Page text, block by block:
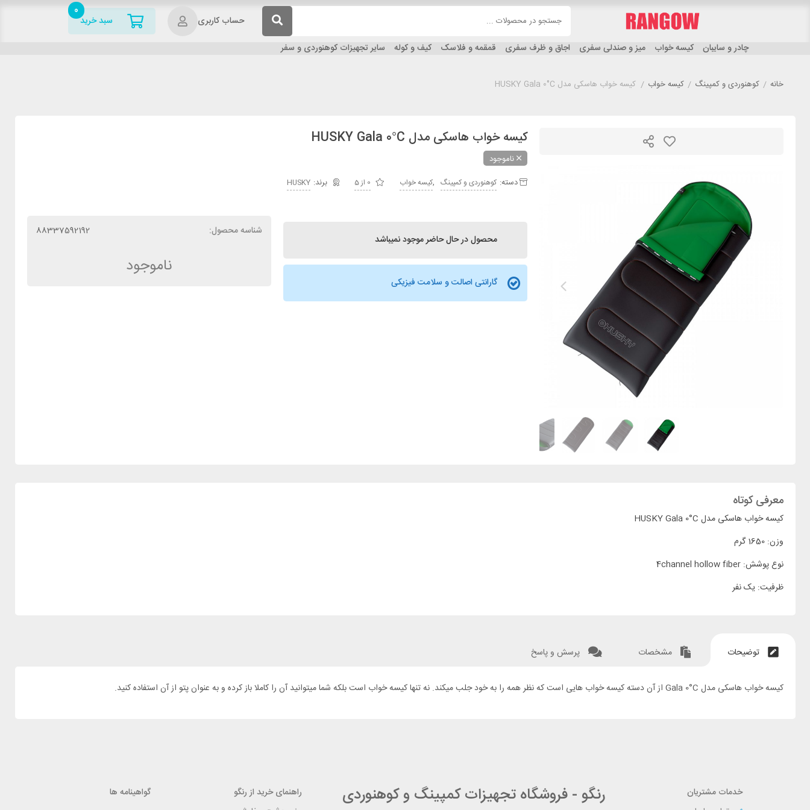
حساب کاربری سبد خرید
0
چادر و سایبان کیسه خواب میز و صندلی سفری اجاق و ظرف سفری قمقمه و فلاسک کیف و کوله سایر تجهیزات کوهنوردی و سفر
خانه / کوهنوردی و کمپینگ / کیسه خواب / کیسه خواب هاسکی مدل HUSKY Gala 0°C
کیسه خواب هاسکی مدل HUSKY Gala 0°C
ناموجود
دسته: کوهنوردی و کمپینگ ,کیسه خواب 0 از 5 HUSKY
محصول در حال حاضر موجود نمیباشد
گارانتی اصالت و سلامت فیزیکی
شناسه محصول: 88337592192
ناموجود
معرفی کوتاه
کیسه خواب هاسکی مدل HUSKY Gala 0°C
وزن: 1650 گرم
نوع پوشش: 4channel hollow fiber
ظرفیت: یک نفر
توضیحات مشخصات پرسش و پاسخ
کیسه خواب هاسکی مدل Gala 0°C از آن دسته کیسه خواب هایی است که نظر همه را به خود جلب میکند. نه تنها کیسه خواب است بلکه شما میتوانید آن را کاملا باز کرده و به عنوان پتو از آن استفاده کنید.
خدمات مشتریان
رنگو - فروشگاه تجهیزات کمپینگ و کوهنوردی
راهنمای خرید از رنگو
گواهینامه ها